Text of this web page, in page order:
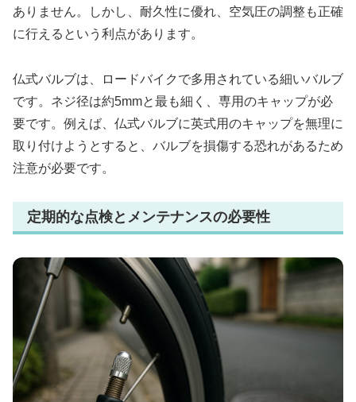
ありません。しかし、耐久性に優れ、空気圧の調整も正確
に行えるという利点があります。
仏式バルブは、ロードバイクで多用されている細いバルブ
です。ネジ径は約5mmと最も細く、専用のキャップが必
要です。例えば、仏式バルブに英式用のキャップを無理に
取り付けようとすると、バルブを損傷する恐れがあるため
注意が必要です。
定期的な点検とメンテナンスの必要性